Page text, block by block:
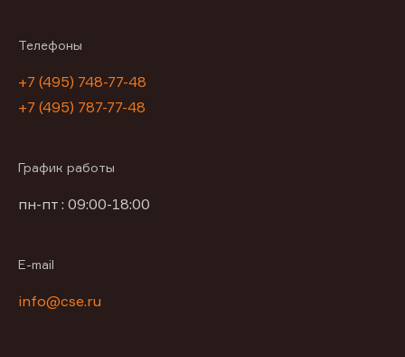
Телефоны
+7 (495) 748-77-48
+7 (495) 787-77-48
График работы
пн-пт : 09:00-18:00
E-mail
info@cse.ru